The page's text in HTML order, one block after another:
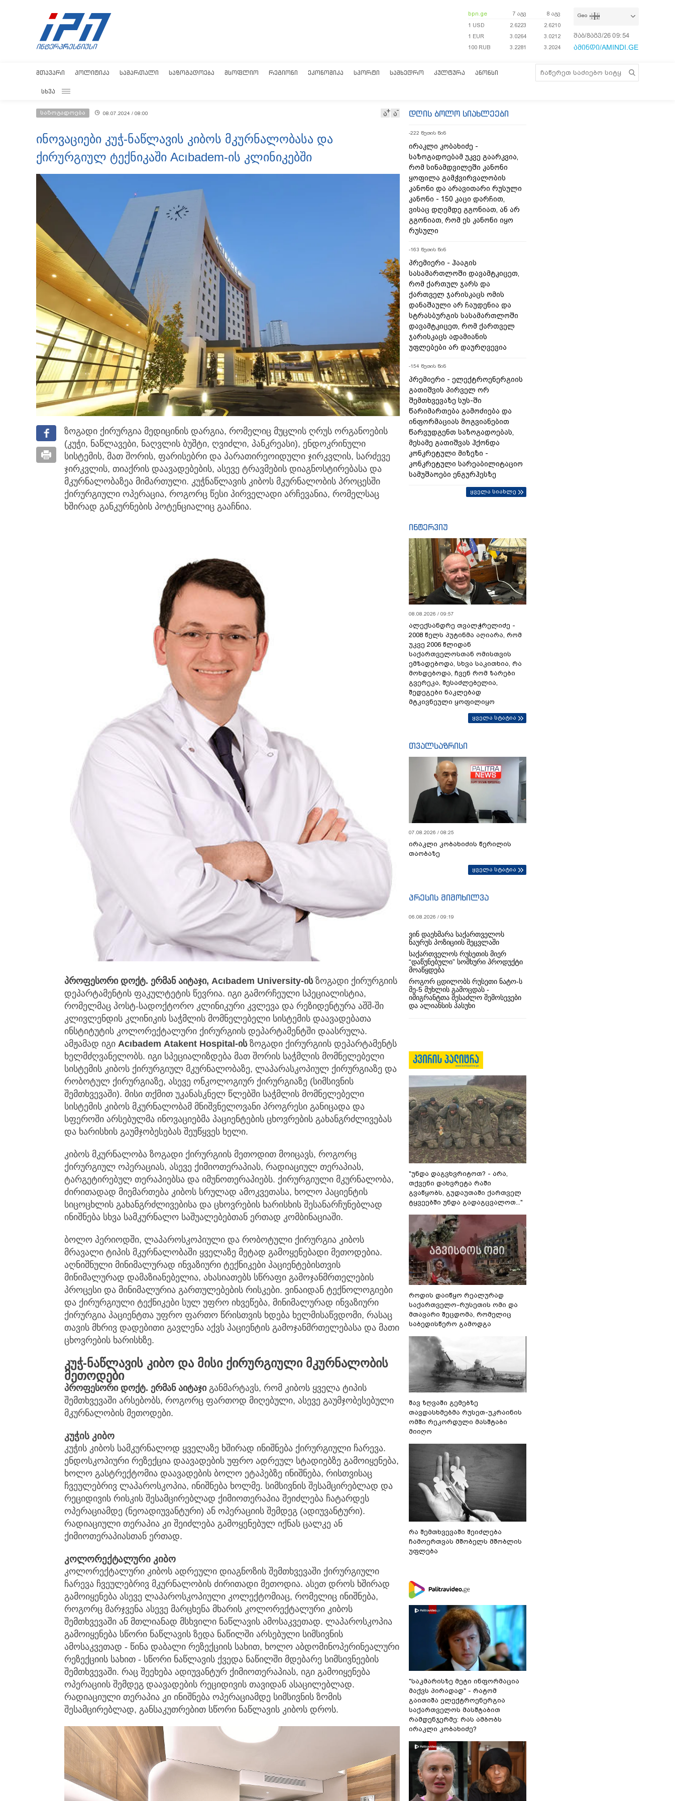
bpn.ge 7 აგვ
8 აგვ
1 USD
2.6223
2.6210
1 EUR
3.0264
3.0212
100 RUB
3.2281 3.2024
Geo
შაბ/8აგვ/26 09:54:18
ამინდი/AMINDI.GE
ᲛᲗᲐᲕᲐᲠᲘ ᲞᲝᲚᲘᲢᲘᲙᲐ ᲡᲐᲛᲐᲠᲗᲐᲚᲘ ᲡᲐᲖᲝᲒᲐᲓᲝᲔᲑᲐ ᲛᲡᲝᲤᲚᲘᲝ ᲠᲔᲒᲘᲝᲜᲘ ᲔᲙᲝᲜᲝᲛᲘᲙᲐ ᲡᲞᲝᲠᲢᲘ ᲡᲐᲛᲮᲔᲓᲠᲝ ᲙᲣᲚᲢᲣᲠᲐ ᲐᲜᲝᲜᲡᲘ
ᲡᲮᲕᲐ
საზოგადოება 08.07.2024 / 08:00 ა ა
ინოვაციები კუჭ-ნაწლავის კიბოს მკურნალობასა და
ქირურგიულ ტექნიკაში Acıbadem-ის კლინიკებში
ზოგადი ქირურგია მედიცინის დარგია, რომელიც მუცლის ღრუს ორგანოების
(კუჭი, ნაწლავები, ნაღვლის ბუშტი, ღვიძლი, პანკრეასი), ენდოკრინული
სისტემის, მათ შორის, ფარისებრი და პარათირეოიდული ჯირკვლის, სარძევე
ჯირკვლის, თიაქრის დაავადებების, ასევე ტრავმების დიაგნოსტირებასა და
მკურნალობაზეა მიმართული. კუჭნაწლავის კიბოს მკურნალობის პროცესში
ქირურგიული ოპერაცია, როგორც წესი პირველადი არჩევანია, რომელსაც
ხშირად განკურნების პოტენციალიც გააჩნია.
პროფესორი დოქტ. ერმან აიტაჯი, Acıbadem University-ისზოგადი ქირურგიის
დეპარტამენტის ფაკულტეტის წევრია. იგი გამორჩეული სპეციალისტია,
რომელმაც პოსტ-სადოქტორო კლინიკური კვლევა და რეზიდენტურა აშშ-ში
კლივლენდის კლინიკის საჭმლის მომნელებელი სისტემის დაავადებათა
ინსტიტუტის კოლორექტალური ქირურგიის დეპარტამენტში დაასრულა.
ამჟამად იგი Acıbadem Atakent Hospital-ისზოგადი ქირურგიის დეპარტამენტს
ხელმძღვანელობს. იგი სპეციალიზდება მათ შორის საჭმლის მომნელებელი
სისტემის კიბოს ქირურგიულ მკურნალობაზე, ლაპარასკოპიულ ქირურგიაზე და
რობოტულ ქირურგიაზე, ასევე ონკოლოგიურ ქირურგიაზე (სიმსივნის
შემთხვევაში). მისი თქმით უკანასკნელ წლებში საჭმლის მომნელებელი
სისტემის კიბოს მკურნალობამ მნიშვნელოვანი პროგრესი განიცადა და
სფეროში არსებულმა ინოვაციებმა პაციენტების ცხოვრების გახანგრძლივებას
და ხარისხის გაუმჯობესებას შეუწყვეს ხელი.
კიბოს მკურნალობა ზოგადი ქირურგიის მეთოდით მოიცავს, როგორც
ქირურგიულ ოპერაციას, ასევე ქიმიოთერაპიას, რადიაციულ თერაპიას,
ტარგეტირებულ თერაპიებსა და იმუნოთერაპიებს. ქირურგიული მკურნალობა,
ძირითადად მიემართება კიბოს სრულად ამოკვეთასა, ხოლო პაციენტის
სიცოცხლის გახანგრძლივებისა და ცხოვრების ხარისხის შესანარჩუნებლად
ინიშნება სხვა სამკურნალო საშუალებებთან ერთად კომბინაციაში.
ბოლო პერიოდში, ლაპაროსკოპიული და რობოტული ქირურგია კიბოს
მრავალი ტიპის მკურნალობაში ყველაზე მეტად გამოყენებადი მეთოდებია.
აღნიშნული მინიმალურად ინვაზიური ტექნიკები პაციენტებისთვის
მინიმალურად დამაზიანებელია, ახასიათებს სწრაფი გამოჯანმრთელების
პროცესი და მინიმალურია გართულებების რისკები. ვინაიდან ტექნოლოგიები
და ქირურგიული ტექნიკები სულ უფრო იხვეწება, მინიმალურად ინვაზიური
ქირურგია პაციენტთა უფრო ფართო წრისთვის ხდება ხელმისაწვდომი, რასაც
თავის მხრივ დადებითი გავლენა აქვს პაციენტის გამოჯანმრთელებასა და მათი
ცხოვრების ხარისხზე.
კუჭ-ნაწლავის კიბო და მისი ქირურგიული მკურნალობის
მეთოდები
პროფესორი დოქტ. ერმან აიტაჯიგანმარტავს, რომ კიბოს ყველა ტიპის
შემთხვევაში არსებობს, როგორც ფართოდ მიღებული, ასევე გაუმჯობესებული
მკურნალობის მეთოდები.
კუჭის კიბო
კუჭის კიბოს სამკურნალოდ ყველაზე ხშირად ინიშნება ქირურგიული ჩარევა.
ენდოსკოპიური რეზექცია დაავადების უფრო ადრეულ სტადიებზე გამოიყენება,
ხოლო გასტრექტომია დაავადების ბოლო ეტაპებზე ინიშნება, რისთვისაც
ჩვეულებრივ ლაპაროსკოპია, ინიშნება ხოლმე. სიმსივნის შესამცირებლად და
რეციდივის რისკის შესამცირებლად ქიმიოთერაპია შეიძლება ჩატარდეს
ოპერაციამდე (ნეოადიუვანტური) ან ოპერაციის შემდეგ (ადიუვანტური).
რადიაციული თერაპია კი შეიძლება გამოყენებულ იქნას ცალკე ან
ქიმიოთერაპიასთან ერთად.
კოლორექტალური კიბო
კოლორექტალური კიბოს ადრეული დიაგნოზის შემთხვევაში ქირურგიული
ჩარევა ჩვეულებრივ მკურნალობის ძირითადი მეთოდია. ასეთ დროს ხშირად
გამოიყენება ასევე ლაპაროსკოპიული კოლექტომიაც, რომელიც ინიშნება,
როგორც მარჯვენა ასევე მარცხენა მხარის კოლორექტალური კიბოს
შემთხვევაში ან მთლიანად მსხვილი ნაწლავის ამოსაკვეთად. ლაპაროსკოპია
გამოიყენება სწორი ნაწლავის ზედა ნაწილში არსებული სიმსივნის
ამოსაკვეთად - წინა დაბალი რეზექციის სახით, ხოლო აბდომინოპერინეალური
რეზექციის სახით - სწორი ნაწლავის ქვედა ნაწილში მდებარე სიმსივნეების
შემთხვევაში. რაც შეეხება ადიუვანტურ ქიმიოთერაპიას, იგი გამოიყენება
ოპერაციის შემდეგ დაავადების რეციდივის თავიდან ასაცილებლად.
რადიაციული თერაპია კი ინიშნება ოპერაციამდე სიმსივნის ზომის
შესამცირებლად, განსაკუთრებით სწორი ნაწლავის კიბოს დროს.
დღის ბოლო სიახლეები
-222 წუთის წინ
ირაკლი კობახიძე -
საზოგადოებამ უკვე გაარკვია,
რომ სინამდვილეში კანონი
ყოფილა გამჭვირვალობის
კანონი და არავითარი რუსული
კანონი - 150 კაცი დარჩით,
ვისაც დღემდე გგონიათ, ან არ
გგონიათ, რომ ეს კანონი იყო
რუსული
-163 წუთის წინ
პრემიერი - ჰააგის
სასამართლოში დავამტკიცეთ,
რომ ქართულ ჯარს და
ქართველ ჯარისკაცს ომის
დანაშაული არ ჩაუდენია და
სტრასბურგის სასამართლოში
დავამტკიცეთ, რომ ქართველ
ჯარისკაცს ადამიანის
უფლებები არ დაურღვევია
-154 წუთის წინ
პრემიერი - ელექტროენერგიის
გათიშვის პირველ ორ
შემთხვევაზე სუს-ში
წარიმართება გამოძიება და
ინფორმაციას მოგვიანებით
წარვუდგენთ საზოგადოებას,
მესამე გათიშვას ჰქონდა
კონკრეტული მიზეზი -
კონკრეტული სარეაბილიტაციო
სამუშაოები ენგურჰესზე
ყველა სიახლე
ინტერვიუ
08.08.2026 / 09:57
ალექსანდრე თვალჭრელიძე -
2008 წელს პუტინმა აღიარა, რომ
უკვე 2006 წლიდან
საქართველოსთან ომისთვის
ემზადებოდა, სხვა საკითხია, რა
მოხდებოდა, ჩვენ რომ ზარები
გვერეკა, შესაძლებელია,
შედეგები ნაკლებად
მტკივნეული ყოფილიყო
ყველა სტატია
თვალსაზრისი
07.08.2026 / 08:25
ირაკლი კობახიძის წერილის
თაობაზე
ყველა სტატია
პრესის მიმოხილვა
06.08.2026 / 09:19
ვინ დაეხმარა საქართველოს
ნაურუს პოზიციის შეცვლაში
საქართველოს რუსეთის მიერ
“დაწუნებული” სომხური პროდუქტი
მოაწყდება
როგორ ცდილობს რუსეთი ნატო-ს
მე-5 მუხლის გამოცდას -
იმიგრანტთა შესაძლო შემოსევები
და ალიანსის პასუხი
"უნდა დაგვხვრიტოთ? - არა,
თქვენი დახვრეტა რაში
გვაწყობს, გუდაუთაში ქართველ
ტყვეებში უნდა გადაგცვალოთ..."
როდის დაიწყო რეალურად
საქართველო-რუსეთის ომი და
მთავარი შეცდომა, რომელიც
საბედისწერო გამოდგა
შავ ზღვაში გემებზე
თავდასხმებმა რუსეთ-უკრაინის
ომში რეკორდული მასშტაბი
მიიღო
რა შემთხვევაში შეიძლება
ჩამოერთვას მშობელს მშობლის
უფლება
"საკმარისზე მეტი ინფორმაცია
მაქვს პირადად" - რატომ
გაითიშა ელექტროენერგია
საქართველოს მასშტაბით
რამდენჯერმე: რას ამბობს
ირაკლი კობახიძე?